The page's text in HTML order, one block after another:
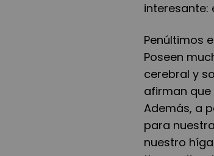
interesante:
Penúltimos
Poseen
cerebral y
afirman
Además, a
para
nuestro